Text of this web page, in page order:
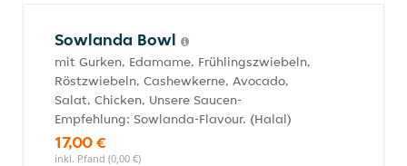
Sowlanda Bowl
mit Gurken, Edamame, Frühlingszwiebeln,
Röstzwiebeln, Cashewkerne, Avocado,
Salat, Chicken, Unsere Saucen-
Empfehlung: Sowlanda-Flavour. (Halal)
17,00 €
inkl. Pfand (0,00 €)